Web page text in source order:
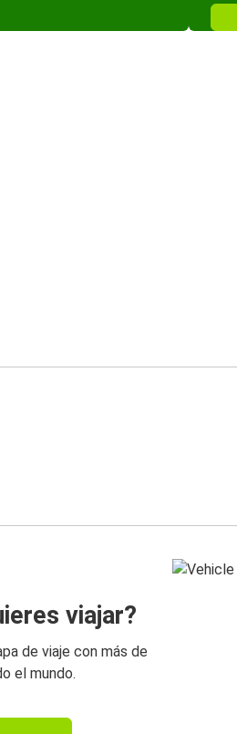
viajar?
de viaje con más de
el mundo.